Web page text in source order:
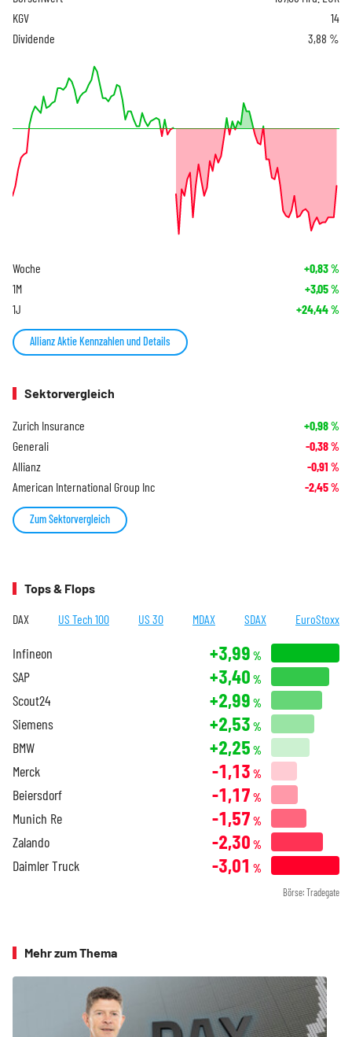
KGV
14
Dividende
3,88 %
Woche +0,83%
1M +3,05%
1J +24,44%
Allianz Aktie Kennzahlen und Details
Sektorvergleich
Zurich Insurance +0,98%
Generali -0,38%
Allianz -0,91 %
American International Group Inc -2,45%
Zum Sektorvergleich
Tops & Flops
DAX US Tech 100 US 30 MDAX SDAX EuroStoxx
Infineon +3,99 %
SAP +3,40 %
Scout24 +2,99 %
Siemens +2,53 %
BMW +2,25 %
Merck -1,13 %
Beiersdorf -1,17 %
Munich Re -1,57 %
Zalando -2,30 %
Daimler Truck -3,01 %
Börse: Tradegate
Mehr zum Thema